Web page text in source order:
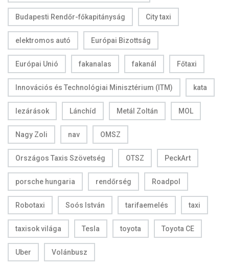
Budapesti Rendőr-főkapitányság City taxi
elektromos autó Európai Bizottság
Európai Unió fakanalas fakanál Főtaxi
Innovációs és Technológiai Minisztérium (ITM) kata
lezárások Lánchíd Metál Zoltán MOL
Nagy Zoli nav OMSZ
Országos Taxis Szövetség OTSZ PeckArt
porsche hungaria rendőrség Roadpol
Robotaxi Soós István tarifaemelés taxi
taxisok világa Tesla toyota Toyota CE
Uber Volánbusz